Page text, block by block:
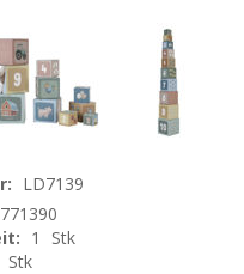
LD7139
1
Stk
Stk